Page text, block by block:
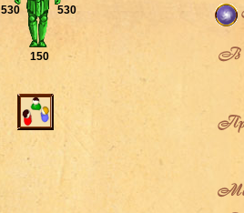
150
530 530
В